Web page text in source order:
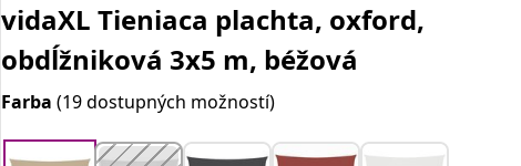
vidaXL Tieniaca plachta, oxford,
obdĺžniková 3x5 m, béžová
Farba(19 dostupných možností)